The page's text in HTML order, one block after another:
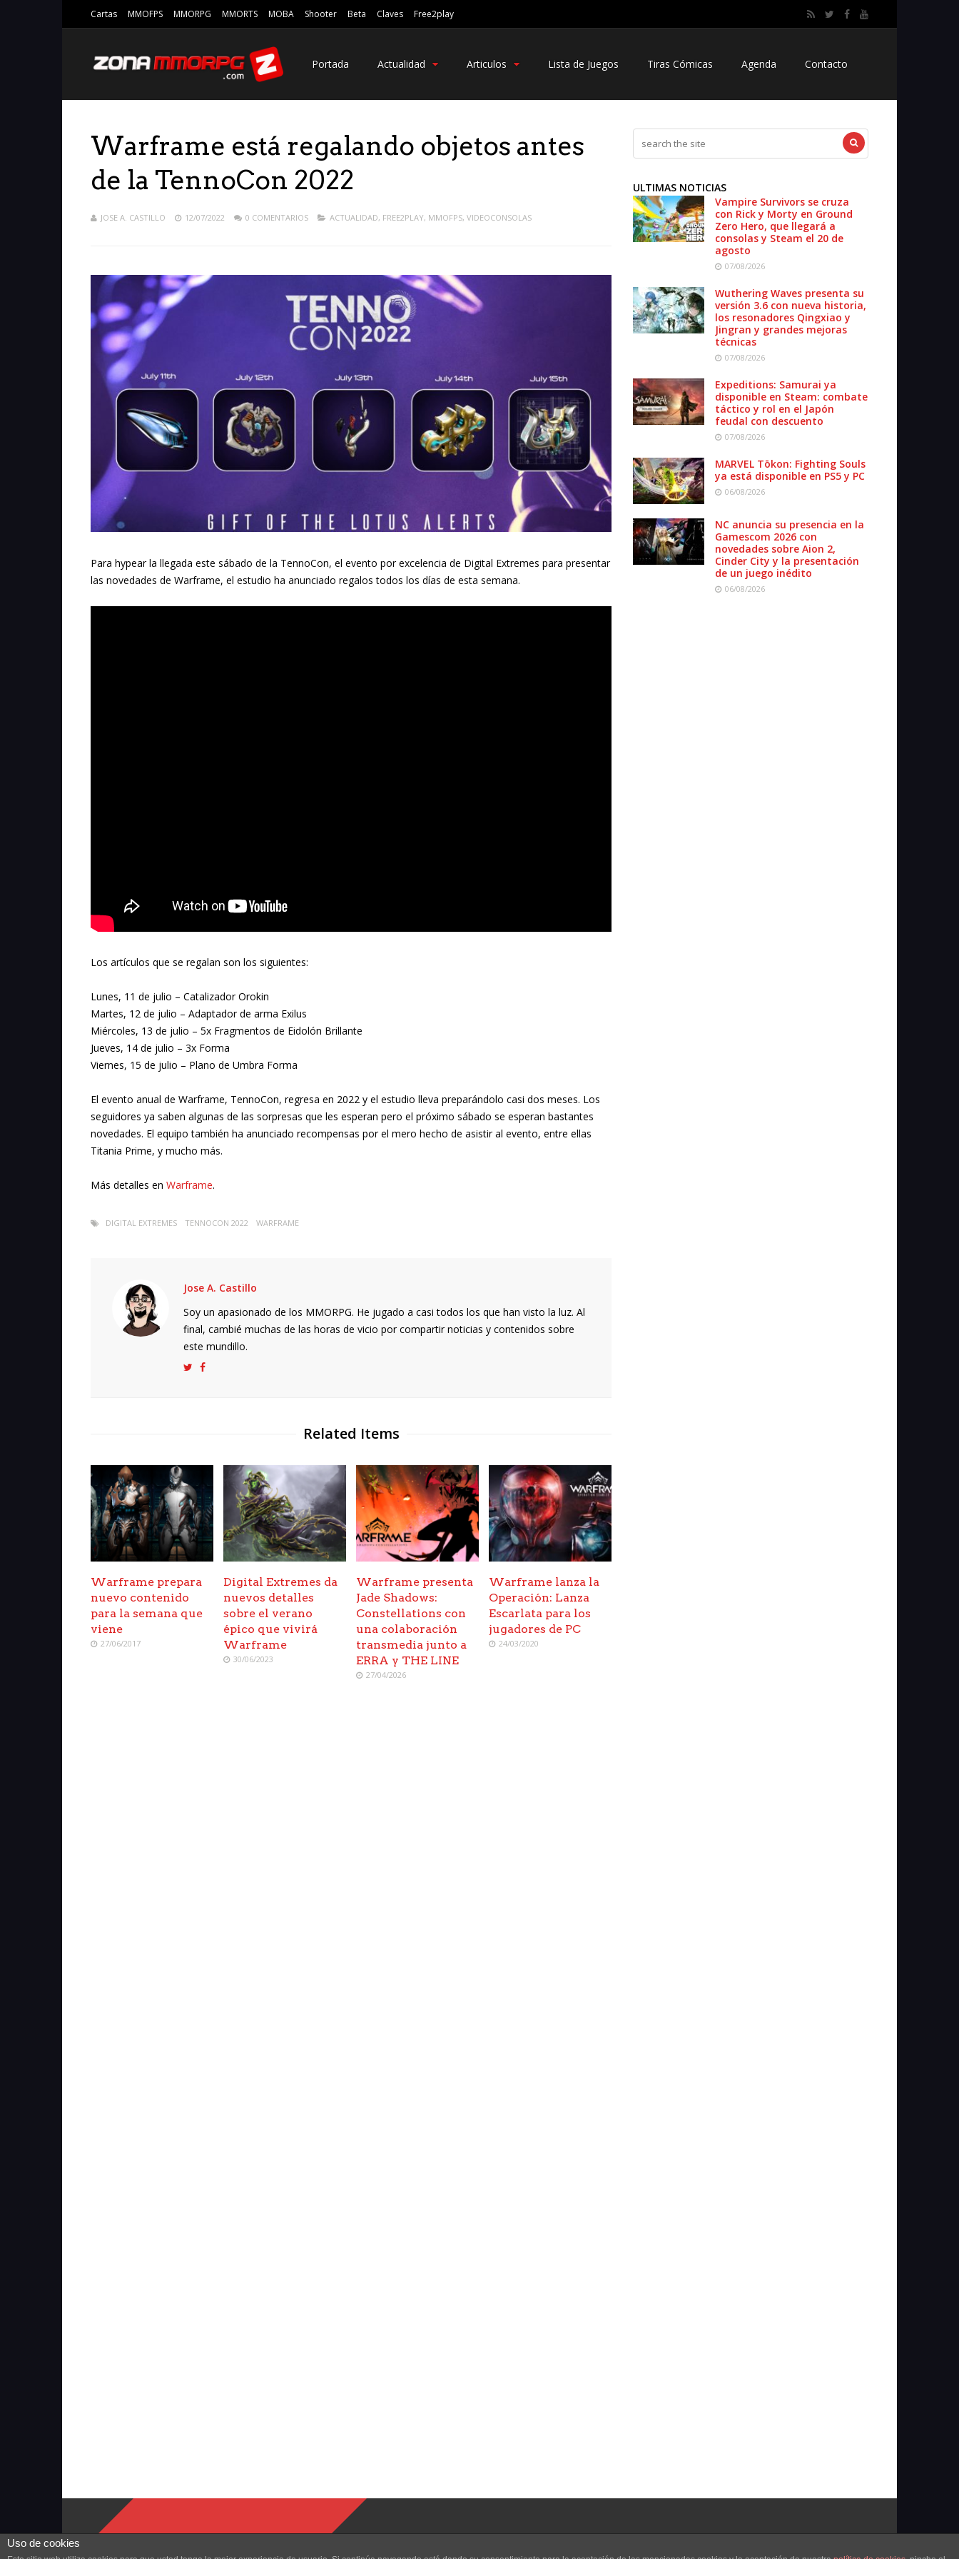
Cartas MMOFPS MMORPG MMORTS MOBA Shooter Beta Claves Free2play
Portada Actualidad Articulos Lista de Juegos Tiras Cómicas Agenda Contacto
Warframe está regalando objetos antes
de la TennoCon 2022
JOSE A. CASTILLO 12/07/2022 0 COMENTARIOS ACTUALIDAD, FREE2PLAY, MMOFPS, VIDEOCONSOLAS
Para hypear la llegada este sábado de la TennoCon, el evento por excelencia de Digital Extremes para presentar
las novedades de Warframe, el estudio ha anunciado regalos todos los días de esta semana.
Los artículos que se regalan son los siguientes:
Lunes, 11 de julio – Catalizador Orokin
Martes, 12 de julio – Adaptador de arma Exilus
Miércoles, 13 de julio – 5x Fragmentos de Eidolón Brillante
Jueves, 14 de julio – 3x Forma
Viernes, 15 de julio – Plano de Umbra Forma
El evento anual de Warframe, TennoCon, regresa en 2022 y el estudio lleva preparándolo casi dos meses. Los
seguidores ya saben algunas de las sorpresas que les esperan pero el próximo sábado se esperan bastantes
novedades. El equipo también ha anunciado recompensas por el mero hecho de asistir al evento, entre ellas
Titania Prime, y mucho más.
Más detalles en Warframe.
DIGITAL EXTREMES TENNOCON 2022 WARFRAME
Jose A. Castillo
Soy un apasionado de los MMORPG. He jugado a casi todos los que han visto la luz. Al
final, cambié muchas de las horas de vicio por compartir noticias y contenidos sobre
este mundillo.
Related Items
Warframe prepara
nuevo contenido
para la semana que
viene
27/06/2017
Digital Extremes da
nuevos detalles
sobre el verano
épico que vivirá
Warframe
30/06/2023
Warframe presenta
Jade Shadows:
Constellations con
una colaboración
transmedia junto a
ERRA y THE LINE
27/04/2026
Warframe lanza la
Operación: Lanza
Escarlata para los
jugadores de PC
24/03/2020
ULTIMAS NOTICIAS
Vampire Survivors se cruza
con Rick y Morty en Ground
Zero Hero, que llegará a
consolas y Steam el 20 de
agosto
07/08/2026
Wuthering Waves presenta su
versión 3.6 con nueva historia,
los resonadores Qingxiao y
Jingran y grandes mejoras
técnicas
07/08/2026
Expeditions: Samurai ya
disponible en Steam: combate
táctico y rol en el Japón
feudal con descuento
07/08/2026
MARVEL Tōkon: Fighting Souls
ya está disponible en PS5 y PC
06/08/2026
NC anuncia su presencia en la
Gamescom 2026 con
novedades sobre Aion 2,
Cinder City y la presentación
de un juego inédito
06/08/2026
Uso de cookies